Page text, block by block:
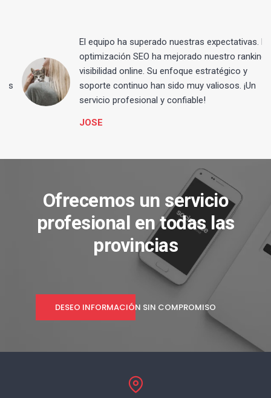
El equipo ha superado nuestras expectativas. La
optimización SEO ha mejorado nuestro ranking y
visibilidad online. Su enfoque estratégico y
soporte continuo han sido muy valiosos. ¡Un
servicio profesional y confiable!
JOSE
Ofrecemos un servicio
profesional en todas las
provincias
DESEO INFORMACIÓN SIN COMPROMISO